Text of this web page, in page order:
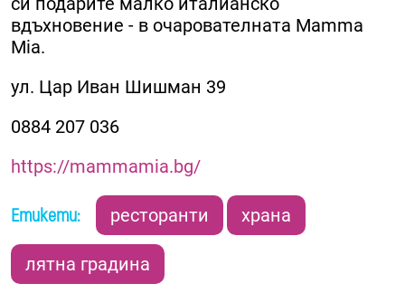
вдъхновение - в очарователната Mamma
Mia.
ул. Цар Иван Шишман 39
0884 207 036
https://mammamia.bg/
Етикети: ресторанти храна
лятна градина